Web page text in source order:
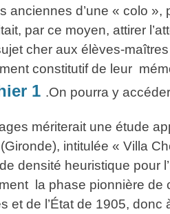
anciennes d’une « colo
par ce moyen, attirer
cher aux élèves-
constitutif de leur
1 .On pourra y
mériterait une étude
intitulée « Villa
densité heuristique pour
la phase pionnière
et de l’État de 1905,